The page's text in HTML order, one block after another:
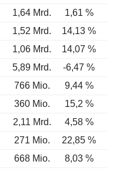
1,64 Mrd.
1,61 %
1,52 Mrd. 14,13 %
1,06 Mrd. 14,07 %
5,89 Mrd. -6,47 %
766 Mio. 9,44 %
360 Mio. 15,2 %
2,11 Mrd. 4,58 %
271 Mio. 22,85 %
668 Mio. 8,03 %